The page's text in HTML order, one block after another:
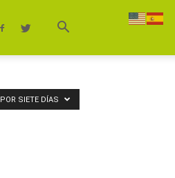
SIETE DÍAS